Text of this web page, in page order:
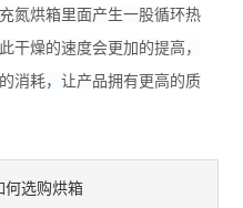
氮烘箱里面产生一股循环热
干燥的速度会更加的提高，
消耗，让产品拥有更高的质
何选购烘箱